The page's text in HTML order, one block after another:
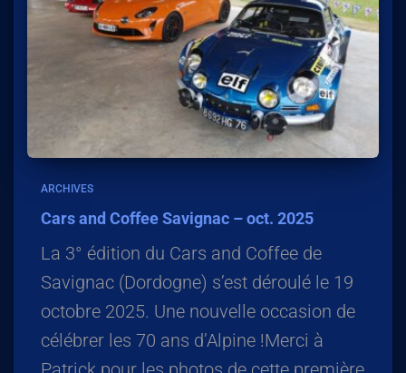
ARCHIVES
Cars and Coffee Savignac – oct. 2025
La 3° édition du Cars and Coffee de
Savignac (Dordogne) s’est déroulé le 19
octobre 2025. Une nouvelle occasion de
célébrer les 70 ans d’Alpine !Merci à